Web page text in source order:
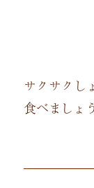
サクサクし
食べましょ